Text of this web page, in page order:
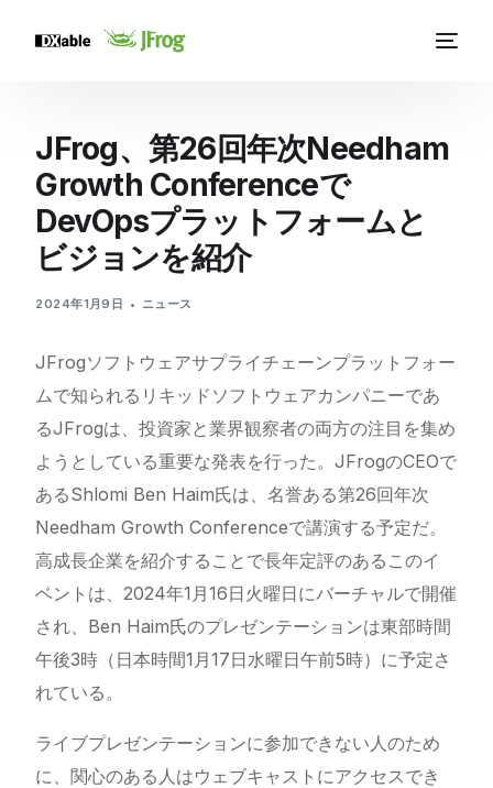
JFrog、第26回年次Needham
Growth Conferenceで
DevOpsプラットフォームと
ビジョンを紹介
2024年1月9日 ニュース
JFrogソフトウェアサプライチェーンプラットフォー
ムで知られるリキッドソフトウェアカンパニーであ
るJFrogは、投資家と業界観察者の両方の注目を集め
ようとしている重要な発表を行った。JFrogのCEOで
あるShlomi Ben Haim氏は、名誉ある第26回年次
Needham Growth Conferenceで講演する予定だ。
高成長企業を紹介することで長年定評のあるこのイ
ベントは、2024年1月16日火曜日にバーチャルで開催
され、Ben Haim氏のプレゼンテーションは東部時間
午後3時（日本時間1月17日水曜日午前5時）に予定さ
れている。
ライブプレゼンテーションに参加できない人のため
に、関心のある人はウェブキャストにアクセスでき